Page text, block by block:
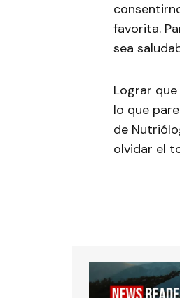
favorita.
sea
Lograr
lo que
de
olvidar el